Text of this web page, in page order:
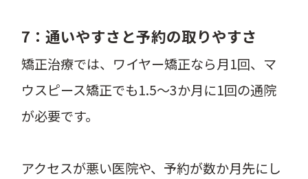
7：通いやすさと予約の取りやすさ
矯正治療では、ワイヤー矯正なら月1回、マ
ウスピース矯正でも1.5〜3か月に1回の通院
が必要です。
アクセスが悪い医院や、予約が数か月先にし